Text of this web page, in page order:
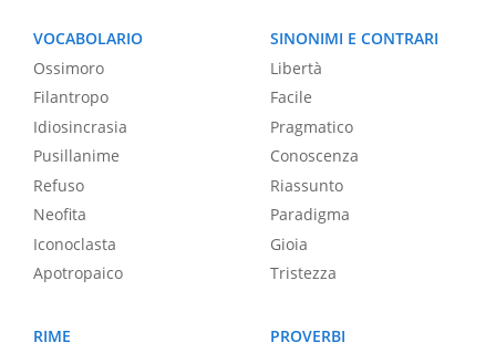
VOCABOLARIO
Ossimoro
Filantropo
Idiosincrasia
Pusillanime
Refuso
Neofita
Iconoclasta
Apotropaico
SINONIMI E CONTRARI
Libertà
Facile
Pragmatico
Conoscenza
Riassunto
Paradigma
Gioia
Tristezza
RIME
PROVERBI